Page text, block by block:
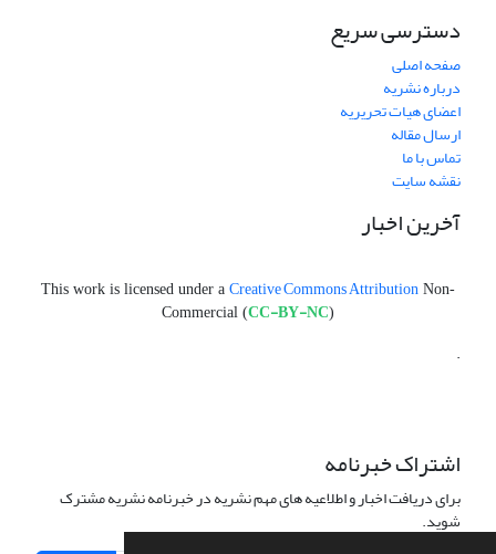
دسترسی سریع
صفحه اصلی
درباره نشریه
اعضای هیات تحریریه
ارسال مقاله
تماس با ما
نقشه سایت
آخرین اخبار
This work is licensed under a Creative Commons Attribution Non-
Commercial (CC-BY-NC)
.
اشتراک خبرنامه
برای دریافت اخبار و اطلاعیه های مهم نشریه در خبرنامه نشریه مشترک
شوید.